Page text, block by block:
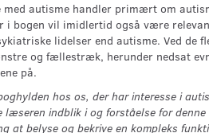
autisme handler primært om
i bogen vil imidlertid også være
lidelser end autisme. Ved de
og fællestræk, herunder nedsat
på.
hos os, der har interesse i
indblik i og forståelse for
at belyse og bekrive en kompleks